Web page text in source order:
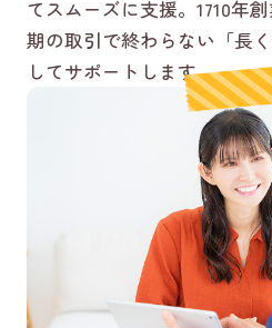
てスムーズに支援。1710年
期の取引で終わらない「長
してサポートします。